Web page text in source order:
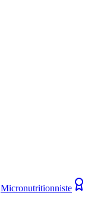
Micronutritionniste